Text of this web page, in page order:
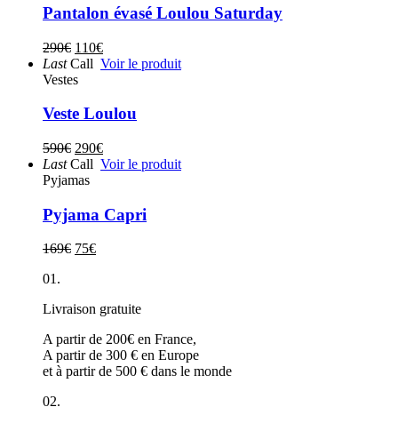
Pantalon évasé Loulou Saturday
290€ 110€
LastCall Voir le produit
Vestes
Veste Loulou
590€ 290€
LastCall Voir le produit
Pyjamas
Pyjama Capri
169€ 75€
01.
Livraison gratuite
A partir de 200€ en France,
A partir de 300 € en Europe
et à partir de 500 € dans le monde
02.